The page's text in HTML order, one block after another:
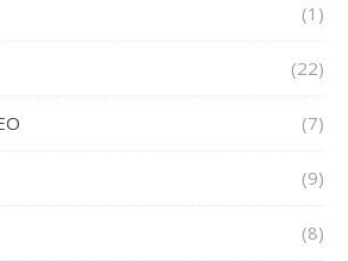
(1)
(22)
(7)
(9)
(8)